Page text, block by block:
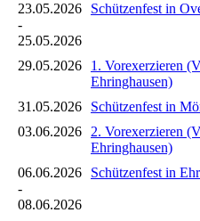
23.05.2026
-
25.05.2026
Schützenfest in
29.05.2026
1. Vorexerzieren
Ehringhausen)
31.05.2026
Schützenfest in
03.06.2026
2. Vorexerzieren
Ehringhausen)
06.06.2026
-
08.06.2026
Schützenfest in